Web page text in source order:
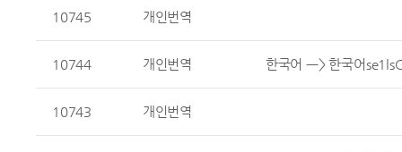
10745 개인번역
10744 개인번역 한국어 ㅡ> 한국어
10743 개인번역